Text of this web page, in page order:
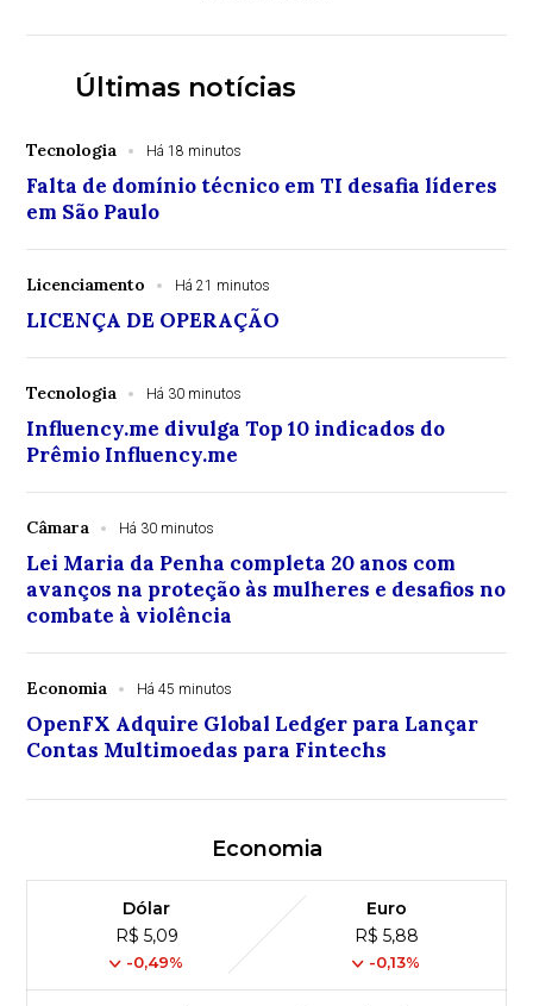
Últimas notícias
Tecnologia Há 18 minutos
Falta de domínio técnico em TI desafia líderes
em São Paulo
Licenciamento Há 21 minutos
LICENÇA DE OPERAÇÃO
Tecnologia Há 30 minutos
Influency.me divulga Top 10 indicados do
Prêmio Influency.me
Câmara Há 30 minutos
Lei Maria da Penha completa 20 anos com
avanços na proteção às mulheres e desafios no
combate à violência
Economia Há 45 minutos
OpenFX Adquire Global Ledger para Lançar
Contas Multimoedas para Fintechs
Economia
Dólar
R$ 5,09
-0,49%
Euro
R$ 5,88
-0,13%